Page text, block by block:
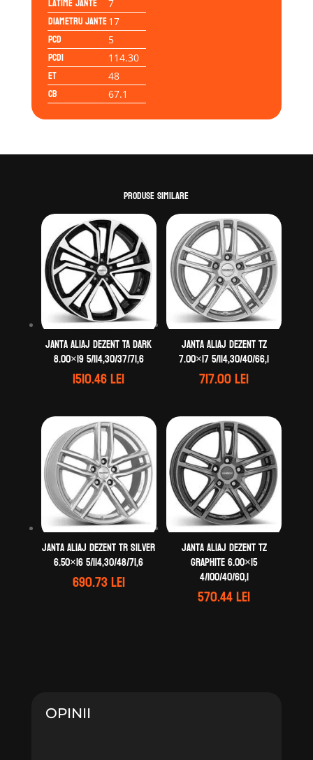
7
Diametru jante17
PCD 5
PCD1 114.30
ET 48
CB 67.1
Produse similare
Janta aliaj DEZENT TA dark
8.00×19 5/114,30/37/71,6
1510.46lei
Janta aliaj DEZENT TZ
7.00×17 5/114,30/40/66,1
717.00lei
Janta aliaj DEZENT TR silver
6.50×16 5/114,30/48/71,6
690.73lei
Janta aliaj DEZENT TZ
graphite 6.00×15
4/100/40/60,1
570.44lei
OPINII